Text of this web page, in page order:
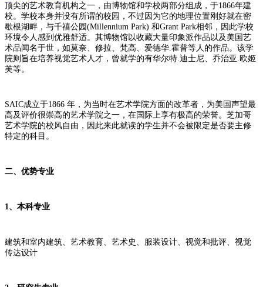
顶尖的艺术教育机构之一，由博物馆和学校两部分组成，于1866年建
校。学校本身并没有所谓的校园，不过因为它的地理位置刚好就在密
歇根湖畔，与千禧公园(Millennium Park) 和Grant Park相邻，因此学校
环境令人感到优雅舒适。其博物馆以收藏大量印象派作品以及美国艺
术品闻名于世，如莫奈、修拉、梵高、爱德华.霍普等人的作品。该学
院则旨在培养视觉艺术人才，曾就学的有华尔特.迪士尼、乔治亚.欧姬
芙等。
SAIC成立于1866 年，为当时在艺术学院方面的改革者，为美国声望最
高及评价很崇高的艺术学院之一，在国际上享有极高的荣誉。芝加哥
艺术学院的校风自由，因此来此就读的学生并不会被限定是否要主修
特定的科目。
二、优势专业
1、本科专业
建筑和室内建筑、艺术教育、艺术史、服装设计、视觉和批评、视觉
传达设计